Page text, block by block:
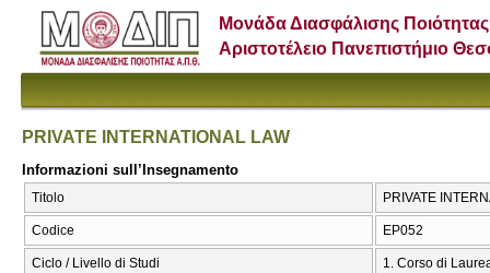
Μονάδα Διασφάλισης Ποιότητας
Αριστοτέλειο Πανεπιστήμιο
PRIVATE INTERNATIONAL LAW
Informazioni sull’Insegnamento
Titolo PRIVATE
Codice ΕΡ052
Ciclo / Livello di Studi 1. Corso di